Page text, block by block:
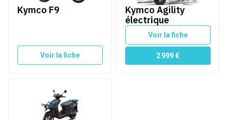
Kymco F9
Voir la fiche
Kymco Agility
électrique
Voir la fiche
2 999€
Kymco Agility Carry EV